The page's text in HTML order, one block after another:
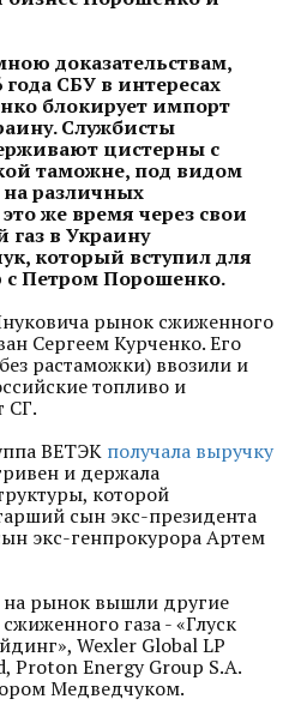
доказательствам,
года СБУ в интересах
блокирует импорт
.Службисты
цистерны с
таможне, под видом
различных
же время через свои
в Украину
который вступил для
с Петром Порошенко.
рынок сжиженного
Сергеем Курченко. Его
растаможки) ввозили и
топливо и
СГ.
ВЕТЭК получала выручку
и держала
которой
сын экс-президента
экс-генпрокурора Артем
рынок вышли другие
газа - «Глуск
Wexler Global LP
Proton Energy Group S.A.
Медведчуком.